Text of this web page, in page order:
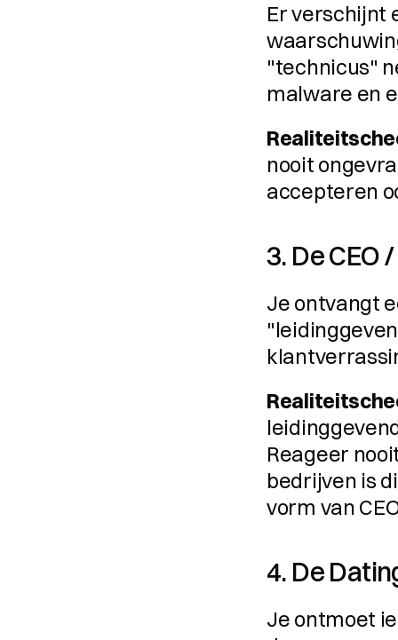
Er verschijnt
"technicus"
malware en
nooit
accepteren
3. De CEO
Je ontvangt
Reageer
bedrijven is
vorm van
4. De
Je ontmoet